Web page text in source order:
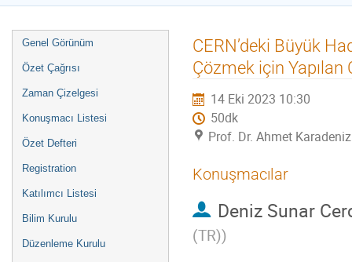
Event
menu
Genel Görünüm
Özet Çağrısı
Zaman Çizelgesi
Konuşmacı Listesi
Özet Defteri
Registration
Katılımcı Listesi
Bilim Kurulu
Düzenleme Kurulu
CERN’deki Büyük
Çözmek için Yapılan
14 Eki 2023 10:30
50dk
Prof. Dr. Ahmet
Konuşmacılar
Deniz Sunar
(TR))